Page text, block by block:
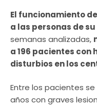
El funcionamiento
a las personas de
semanas analizadas,
a 196 pacientes
disturbios en los
Entre los pacientes
años con graves